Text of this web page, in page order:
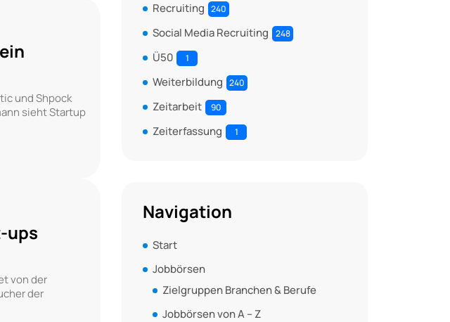
und Shpock
sieht Startup
ups
von der
der
Recruiting 240
Social Media Recruiting 248
Ü50 1
Weiterbildung 240
Zeitarbeit 90
Zeiterfassung 1
Navigation
Start
Jobbörsen
Zielgruppen Branchen & Berufe
Jobbörsen von A – Z